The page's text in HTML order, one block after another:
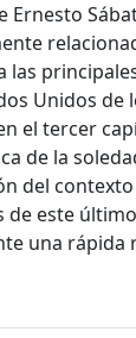
Ernesto
Unidos
el tercer
de la
del
este
una